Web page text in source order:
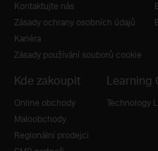
Kontaktujte nás
Zásady ochrany osobních údajů
Kariéra
Zásady používání souborů cookie
Kde zakoupit
Online obchody
Maloobchody
Regionální prodejci
Learning
Technology